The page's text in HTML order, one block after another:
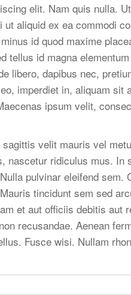
elit. Nam quis nulla.
aliquid ex ea commodi
id quod maxime
tellus id magna
libero, dapibus nec,
imperdiet in, aliquam sit
ipsum velit,
velit mauris vel
nascetur ridiculus mus. In
pulvinar eleifend sem.
tincidunt sem sed
et aut officiis debitis aut
recusandae. Aenean
Fusce wisi. Nullam